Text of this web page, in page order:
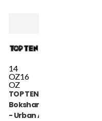
14
OZ16
OZ
TOP TEN
Bokshandschoen
- Urban Arts -